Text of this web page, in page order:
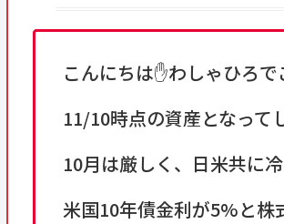
こんにちは✋わしゃひろ
11/10時点の資産となって
10月は厳しく、日米共に
米国10年債金利が5%と株